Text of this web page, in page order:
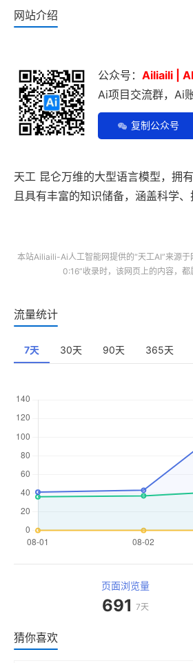
网站介绍
公众号： Ailiaili |
Ai项目交流群，Ai
复制公众号
天工 昆仑万维的大型语言模型，拥
且具有丰富的知识储备，涵盖科学
本站Ailiaili-Ai人工智能网提供的“天工AI”来源
0:16”收录时，该网页上的内容，
流量统计
7天 30天 90天 365天
页面浏览量
691 7天
猜你喜欢